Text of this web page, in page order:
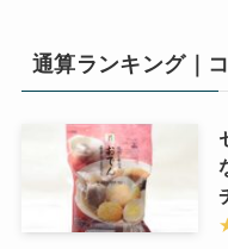
通算ランキング｜